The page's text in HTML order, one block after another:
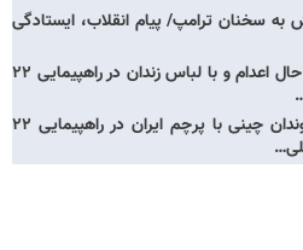
به سخنان ترامپ/ پیام انقلاب، ایستادگی
نخست وزیر اسرائیل در حال اعدام و با لباس زندان در راهپیمایی ۲۲
تصویری از حضور شهروندان چینی با پرچم ایران در راهپیمایی ۲۲